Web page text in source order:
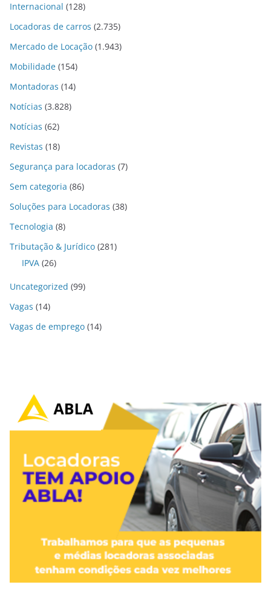
Internacional (128)
Locadoras de carros (2.735)
Mercado de Locação (1.943)
Mobilidade (154)
Montadoras (14)
Notícias (3.828)
Notícias (62)
Revistas (18)
Segurança para locadoras (7)
Sem categoria (86)
Soluções para Locadoras (38)
Tecnologia (8)
Tributação & Jurídico (281)
IPVA (26)
Uncategorized (99)
Vagas (14)
Vagas de emprego (14)